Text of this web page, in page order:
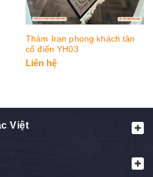
Thảm Iran phong khách tân
cổ điển YH03
Liên hệ
Việt